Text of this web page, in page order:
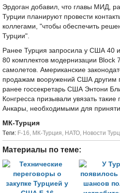
Эрдоган добавил, что главы МИД,
Турции планируют провести
коллегами, "чтобы обеспечить
Турции".
Ранее Турция запросила у США 40
80 комплектов модернизации
самолетов. Американские
продажам вооружений США другим
ранее госсекретарь США Энтони
Конгресса призывали увязать
Анкары, необходимыми для
МК-Турция
Tеги: F-16, МК-Турция, НАТО, Новости
Материалы по теме: